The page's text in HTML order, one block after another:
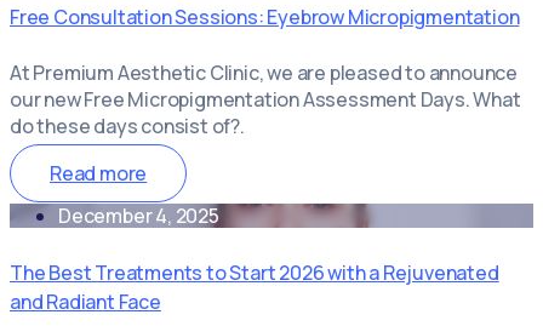
Free Consultation Sessions: Eyebrow Micropigmentation
At Premium Aesthetic Clinic, we are pleased to announce
our new Free Micropigmentation Assessment Days. What
do these days consist of?.
Read more
December 4, 2025
The Best Treatments to Start 2026 with a Rejuvenated
and Radiant Face